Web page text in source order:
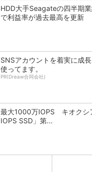
HDD大手Seagateの四半期
で利益率が過去最高を更新
SNSアカウントを着実に成
使ってます。
PR(Dreaw合同会社)
最大1000万IOPS キオクシ
IOPS SSD」第...